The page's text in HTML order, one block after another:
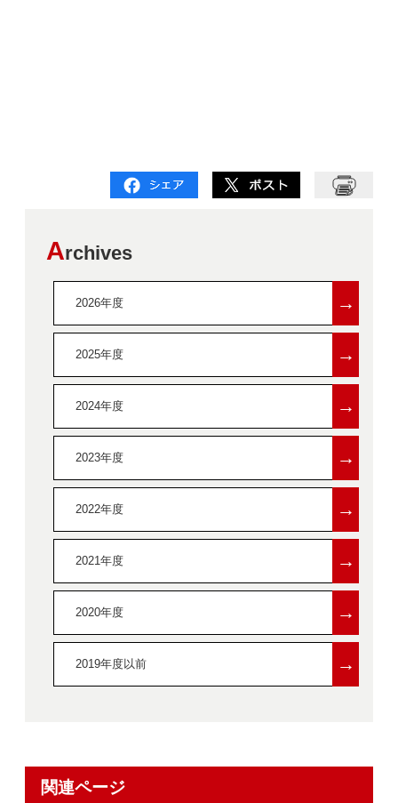
Archives
2026年度 →
2025年度 →
2024年度 →
2023年度 →
2022年度 →
2021年度 →
2020年度 →
2019年度以前 →
関連ページ